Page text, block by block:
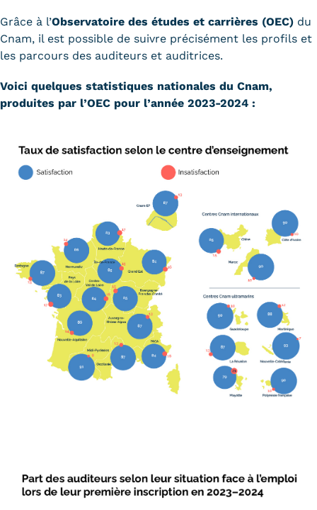
Grâce à l’Observatoire des études et carrières (OEC) du
Cnam, il est possible de suivre précisément les profils et
les parcours des auditeurs et auditrices.
Voici quelques statistiques nationales du Cnam,
produites par l’OEC pour l’année 2023-2024 :